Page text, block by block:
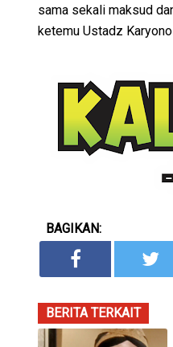
sama sekali maksud
ketemu Ustadz
BAGIKAN:
BERITA TERKAIT